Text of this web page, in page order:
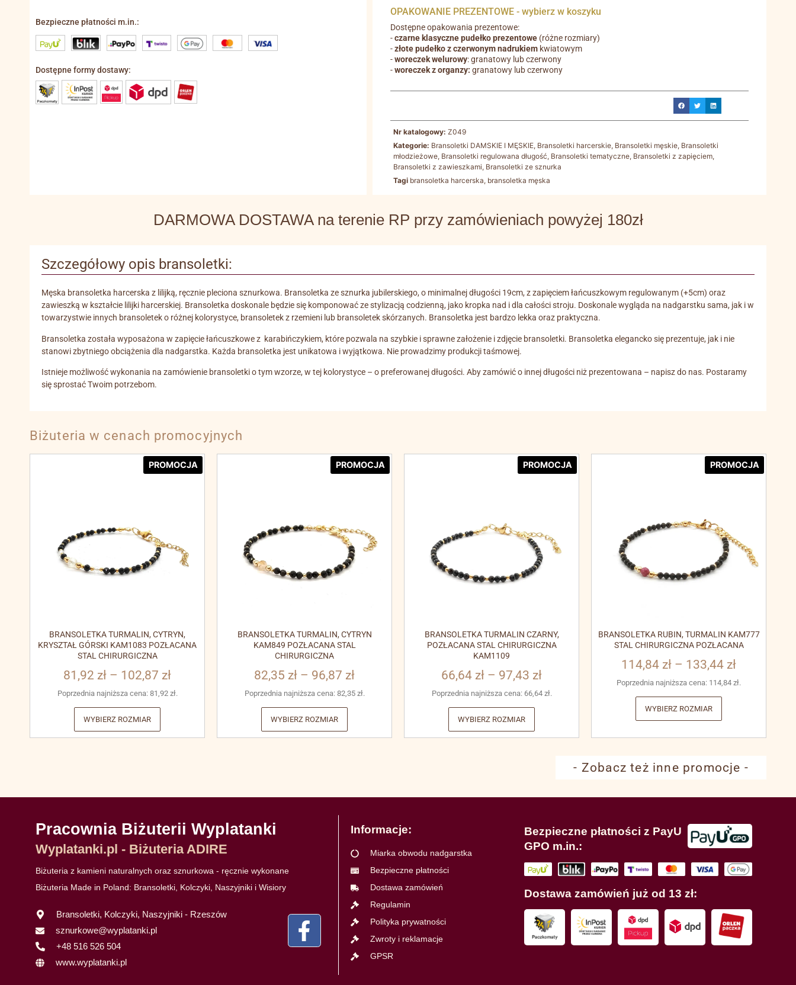
Bezpieczne płatności m.in.:
Dostępne formy dostawy:
OPAKOWANIE PREZENTOWE - wybierz w koszyku
Dostępne opakowania prezentowe:
-czarne klasyczne pudełko prezentowe (różne rozmiary)
-złote pudełko z czerwonym nadrukiem kwiatowym
-woreczek welurowy: granatowy lub czerwony
-woreczek z organzy: granatowy lub czerwony
Nr katalogowy:Z049
Kategorie: Bransoletki DAMSKIE I MĘSKIE, Bransoletki harcerskie, Bransoletki męskie, Bransoletki
młodzieżowe, Bransoletki regulowana długość, Bransoletki tematyczne, Bransoletki z zapięciem,
Bransoletki z zawieszkami, Bransoletki ze sznurka
Tagi bransoletka harcerska, bransoletka męska
DARMOWA DOSTAWA na terenie RP przy zamówieniach powyżej 180zł
Szczegółowy opis bransoletki:
Męska bransoletka harcerska z lilijką, ręcznie pleciona sznurkowa. Bransoletka ze sznurka jubilerskiego, o minimalnej długości 19cm, z zapięciem łańcuszkowym regulowanym (+5cm) oraz
zawieszką w kształcie lilijki harcerskiej. Bransoletka doskonale będzie się komponować ze stylizacją codzienną, jako kropka nad i dla całości stroju. Doskonale wygląda na nadgarstku sama, jak i w
towarzystwie innych bransoletek o różnej kolorystyce, bransoletek z rzemieni lub bransoletek skórzanych. Bransoletka jest bardzo lekka oraz praktyczna.
Bransoletka została wyposażona w zapięcie łańcuszkowe z karabińczykiem, które pozwala na szybkie i sprawne założenie i zdjęcie bransoletki. Bransoletka elegancko się prezentuje, jak i nie
stanowi zbytniego obciążenia dla nadgarstka. Każda bransoletka jest unikatowa i wyjątkowa. Nie prowadzimy produkcji taśmowej.
Istnieje możliwość wykonania na zamówienie bransoletki o tym wzorze, w tej kolorystyce – o preferowanej długości. Aby zamówić o innej długości niż prezentowana – napisz do nas. Postaramy
się sprostać Twoim potrzebom.
Biżuteria w cenach promocyjnych
PROMOCJA
BRANSOLETKA TURMALIN, CYTRYN,
KRYSZTAŁ GÓRSKI KAM1083 POZŁACANA
STAL CHIRURGICZNA
81,92 zł – 102,87 zł
Poprzednia najniższa cena: 81,92 zł.
WYBIERZ ROZMIAR
PROMOCJA
BRANSOLETKA TURMALIN, CYTRYN
KAM849 POZŁACANA STAL
CHIRURGICZNA
82,35 zł – 96,87 zł
Poprzednia najniższa cena: 82,35 zł.
WYBIERZ ROZMIAR
PROMOCJA
BRANSOLETKA TURMALIN CZARNY,
POZŁACANA STAL CHIRURGICZNA
KAM1109
66,64 zł – 97,43 zł
Poprzednia najniższa cena: 66,64 zł.
WYBIERZ ROZMIAR
PROMOCJA
BRANSOLETKA RUBIN, TURMALIN KAM777
STAL CHIRURGICZNA POZŁACANA
114,84 zł – 133,44 zł
Poprzednia najniższa cena: 114,84 zł.
WYBIERZ ROZMIAR
- Zobacz też inne promocje -
Pracownia Biżuterii Wyplatanki
Wyplatanki.pl - Biżuteria ADIRE
Biżuteria z kamieni naturalnych oraz sznurkowa - ręcznie wykonane
Biżuteria Made in Poland: Bransoletki, Kolczyki, Naszyjniki i Wisiory
Bransoletki, Kolczyki, Naszyjniki - Rzeszów
sznurkowe@wyplatanki.pl
+48 516 526 504
www.wyplatanki.pl
Informacje:
Miarka obwodu nadgarstka
Bezpieczne płatności
Dostawa zamówień
Regulamin
Polityka prywatności
Zwroty i reklamacje
GPSR
Bezpieczne płatności z PayU
GPO m.in.:
Dostawa zamówień już od 13 zł: